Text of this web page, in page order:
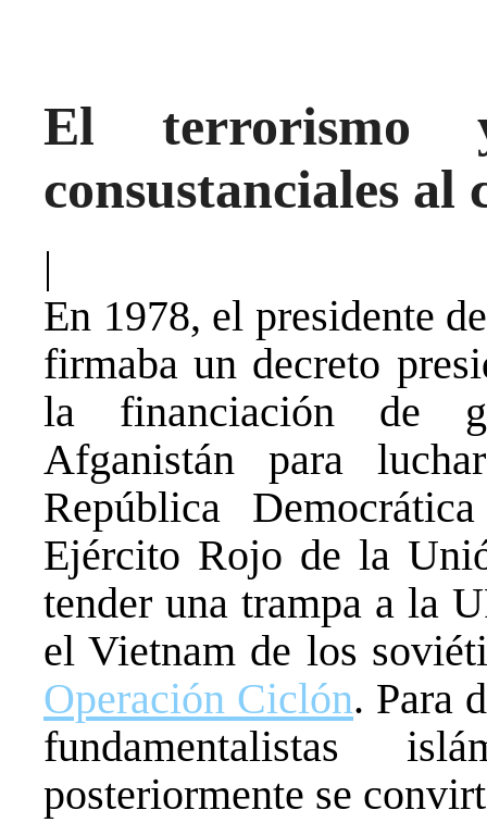
El terrorismo
consustanciales al
|
En 1978, el presidente
firmaba un decreto
la financiación de
Afganistán para
República
Ejército Rojo de la
tender una trampa a la
el Vietnam de los
Operación Ciclón. Para
fundamentalistas
posteriormente se